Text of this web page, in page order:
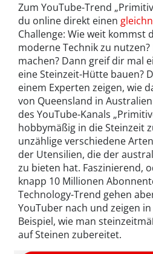
Zum YouTube-Trend
du online direkt einen
Challenge: Wie weit kommst
moderne Technik zu
machen? Dann greif dir mal
eine Steinzeit-Hütte bauen?
einem Experten zeigen, wie
von Queensland in
des YouTube-Kanals
hobbymäßig in die Steinzeit
unzählige verschiedene
der Utensilien, die der
zu bieten hat. Faszinierend,
knapp 10 Millionen
Technology-Trend gehen
YouTuber nach und zeigen
Beispiel, wie man
auf Steinen zubereitet.